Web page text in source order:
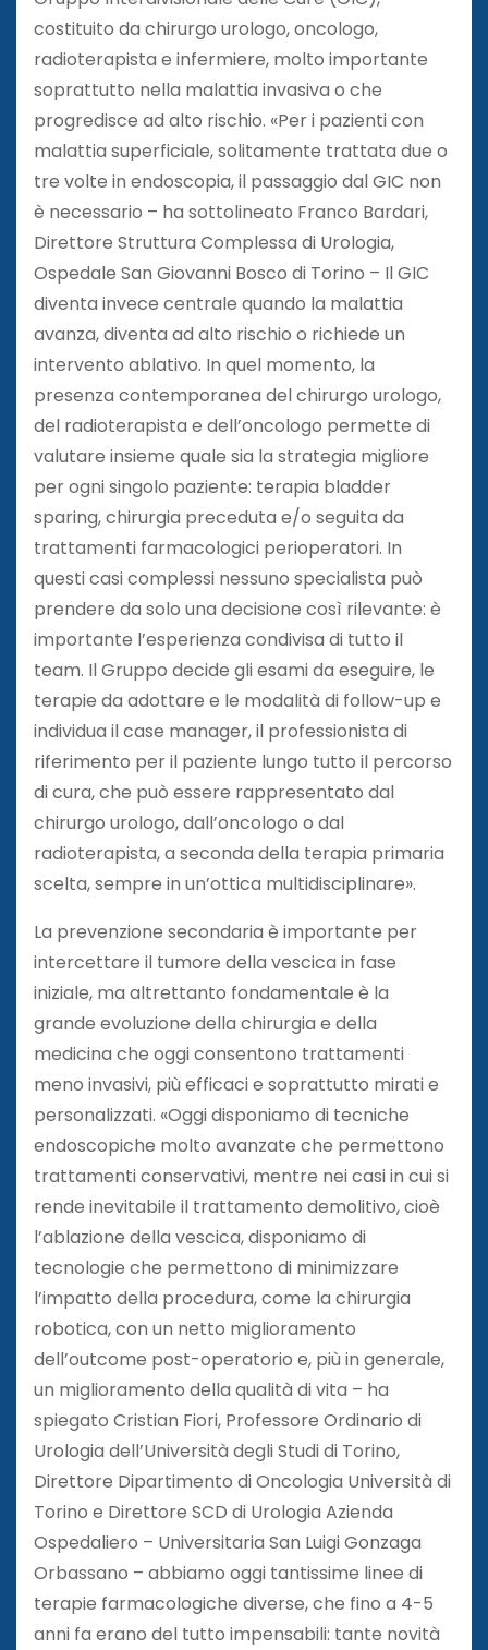
costituito da chirurgo urologo, oncologo,
radioterapista e infermiere, molto importante
soprattutto nella malattia invasiva o che
progredisce ad alto rischio. «Per i pazienti con
malattia superficiale, solitamente trattata due o
tre volte in endoscopia, il passaggio dal GIC non
è necessario – ha sottolineato Franco Bardari,
Direttore Struttura Complessa di Urologia,
Ospedale San Giovanni Bosco di Torino – Il GIC
diventa invece centrale quando la malattia
avanza, diventa ad alto rischio o richiede un
intervento ablativo. In quel momento, la
presenza contemporanea del chirurgo urologo,
del radioterapista e dell’oncologo permette di
valutare insieme quale sia la strategia migliore
per ogni singolo paziente: terapia bladder
sparing, chirurgia preceduta e/o seguita da
trattamenti farmacologici perioperatori. In
questi casi complessi nessuno specialista può
prendere da solo una decisione così rilevante: è
importante l’esperienza condivisa di tutto il
team. Il Gruppo decide gli esami da eseguire, le
terapie da adottare e le modalità di follow-up e
individua il case manager, il professionista di
riferimento per il paziente lungo tutto il percorso
di cura, che può essere rappresentato dal
chirurgo urologo, dall’oncologo o dal
radioterapista, a seconda della terapia primaria
scelta, sempre in un’ottica multidisciplinare».
La prevenzione secondaria è importante per
intercettare il tumore della vescica in fase
iniziale, ma altrettanto fondamentale è la
grande evoluzione della chirurgia e della
medicina che oggi consentono trattamenti
meno invasivi, più efficaci e soprattutto mirati e
personalizzati. «Oggi disponiamo di tecniche
endoscopiche molto avanzate che permettono
trattamenti conservativi, mentre nei casi in cui si
rende inevitabile il trattamento demolitivo, cioè
l’ablazione della vescica, disponiamo di
tecnologie che permettono di minimizzare
l’impatto della procedura, come la chirurgia
robotica, con un netto miglioramento
dell’outcome post-operatorio e, più in generale,
un miglioramento della qualità di vita – ha
spiegato Cristian Fiori, Professore Ordinario di
Urologia dell’Università degli Studi di Torino,
Direttore Dipartimento di Oncologia Università di
Torino e Direttore SCD di Urologia Azienda
Ospedaliero – Universitaria San Luigi Gonzaga
Orbassano – abbiamo oggi tantissime linee di
terapie farmacologiche diverse, che fino a 4-5
anni fa erano del tutto impensabili: tante novità